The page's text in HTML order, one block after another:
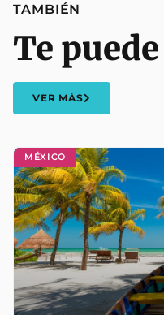
MÉXICO
TAMBIÉN
Te
VER MÁS